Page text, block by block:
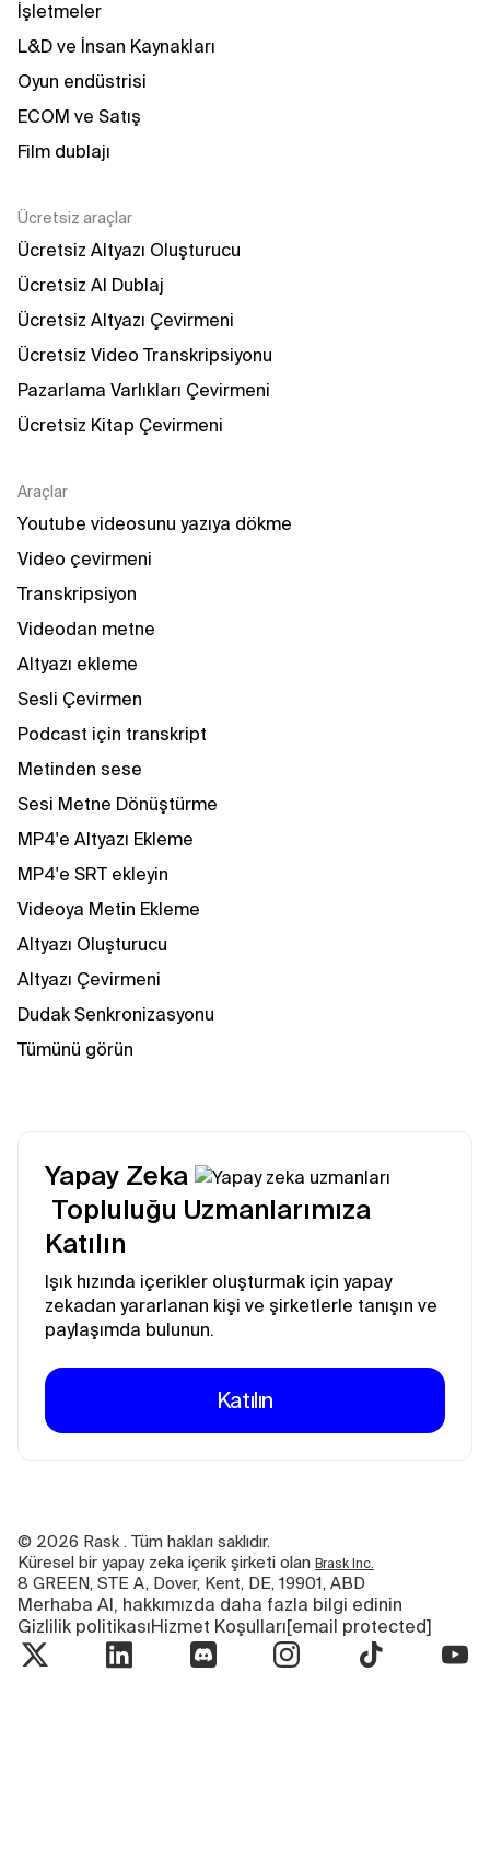
İşletmeler
L&D ve İnsan Kaynakları
Oyun endüstrisi
ECOM ve Satış
Film dublajı
Ücretsiz araçlar
Ücretsiz Altyazı Oluşturucu
Ücretsiz AI Dublaj
Ücretsiz Altyazı Çevirmeni
Ücretsiz Video Transkripsiyonu
Pazarlama Varlıkları Çevirmeni
Ücretsiz Kitap Çevirmeni
Araçlar
Youtube videosunu yazıya dökme
Video çevirmeni
Transkripsiyon
Videodan metne
Altyazı ekleme
Sesli Çevirmen
Podcast için transkript
Metinden sese
Sesi Metne Dönüştürme
MP4'e Altyazı Ekleme
MP4'e SRT ekleyin
Videoya Metin Ekleme
Altyazı Oluşturucu
Altyazı Çevirmeni
Dudak Senkronizasyonu
Tümünü görün
Yapay Zeka
Topluluğu Uzmanlarımıza
Katılın
Işık hızında içerikler oluşturmak için yapay
zekadan yararlanan kişi ve şirketlerle tanışın ve
paylaşımda bulunun.
Katılın
© 2026 Rask . Tüm hakları saklıdır.
Küresel bir yapay zeka içerik şirketi olan Brask Inc.
8 GREEN, STE A, Dover, Kent, DE, 19901, ABD
Merhaba AI, hakkımızda daha fazla bilgi edinin
Gizlilik politikasıHizmet Koşulları[email protected]